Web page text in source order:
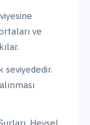
ve
seviyededir.